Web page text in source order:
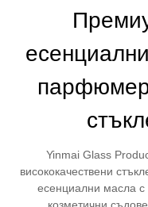
Новини
Контактирайте Нас
Yinmai Glass
висококачествени
есенциални масла